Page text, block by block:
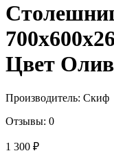
Цвет
Производитель: Скиф
Отзывы: 0
1 300 ₽